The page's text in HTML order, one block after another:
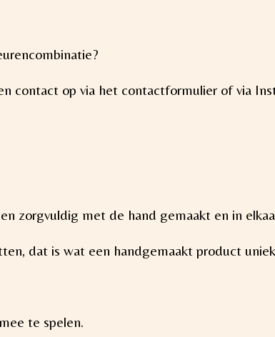
contact op via het contactformulier of via
zorgvuldig met de hand gemaakt en in
dat is wat een handgemaakt product
te spelen.